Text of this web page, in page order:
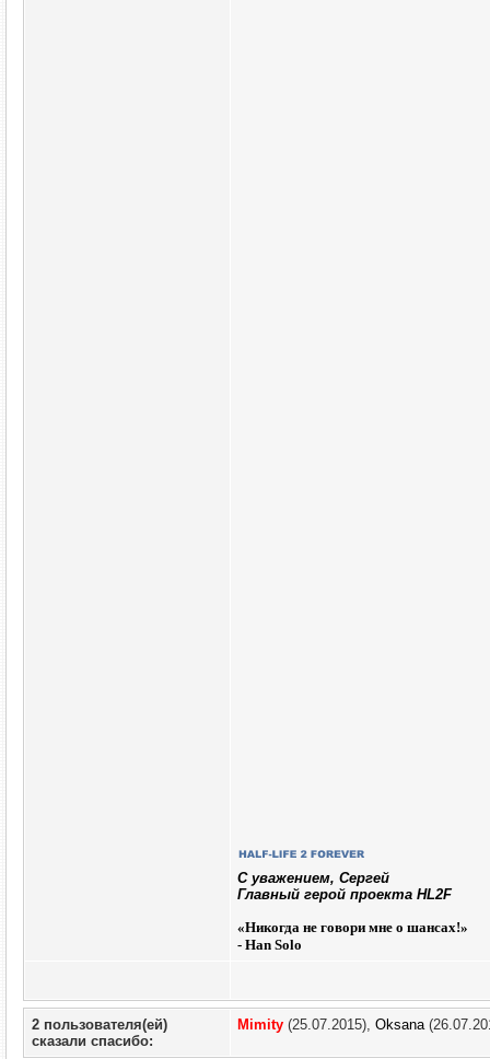
C уважением, Сергей
Главный герой проекта HL2F
«Никогда не говори мне о шансах!»
- Han Solo
2 пользователя(ей)
сказали cпасибо:
Mimity (25.07.2015), Oksana